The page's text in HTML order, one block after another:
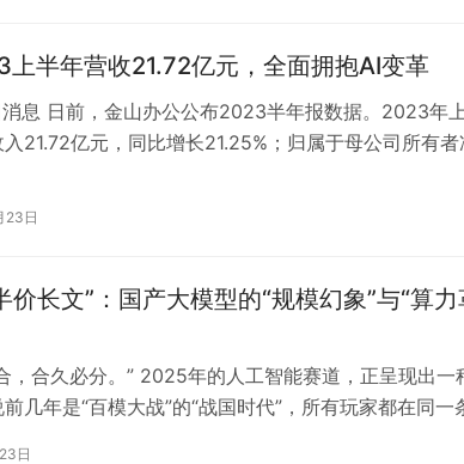
半年营收21.72亿元，全面拥抱AI变革
息 日前，金山办公公布2023半年报数据。2023年
21.72亿元，同比增长21.25%；归属于母公司所有者
23日
价长文”：国产大模型的“规模幻象”与“算
，合久必分。” 2025年的人工智能赛道，正呈现出一
几年是“百模大战”的“战国时代”，所有玩家都在同一
…
日